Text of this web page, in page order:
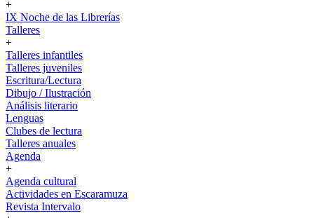
+
IX Noche de las Librerías
Talleres
+
Talleres infantiles
Talleres juveniles
Escritura/Lectura
Dibujo / Ilustración
Análisis literario
Lenguas
Clubes de lectura
Talleres anuales
Agenda
+
Agenda cultural
Actividades en Escaramuza
Revista Intervalo